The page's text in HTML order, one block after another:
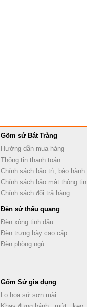
Gốm sứ Bát Tràng
Hướng dẫn mua hàng
Thông tin thanh toán
Chính sách bảo trì, bảo hành
Chính sách bảo mật thông tin
Chính sách đổi trả hàng
Đèn sứ thấu quang
Đèn xông tinh dầu
Đèn trưng bày cao cấp
Đèn phòng ngủ
Gốm Sứ gia dụng
Lọ hoa sứ sơn mài